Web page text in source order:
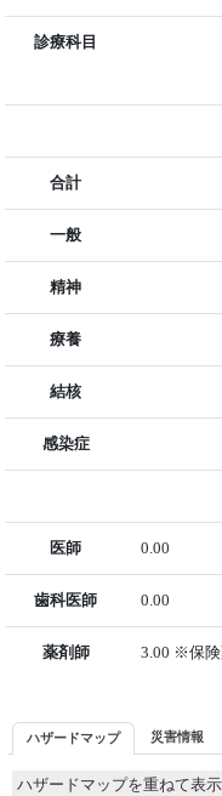
診療科目
合計
一般
精神
療養
結核
感染症
医師 0.00
歯科医師 0.00
薬剤師 3.00 ※保
ハザードマップ 災害情報
ハザードマップを重ねて表示